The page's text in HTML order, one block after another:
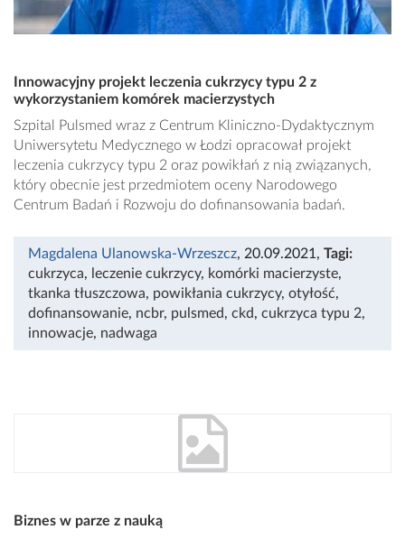
Innowacyjny projekt leczenia cukrzycy typu 2 z
wykorzystaniem komórek macierzystych
Szpital Pulsmed wraz z Centrum Kliniczno-Dydaktycznym
Uniwersytetu Medycznego w Łodzi opracował projekt
leczenia cukrzycy typu 2 oraz powikłań z nią związanych,
który obecnie jest przedmiotem oceny Narodowego
Centrum Badań i Rozwoju do dofinansowania badań.
Magdalena Ulanowska-Wrzeszcz, 20.09.2021 , Tagi:
cukrzyca, leczenie cukrzycy, komórki macierzyste,
tkanka tłuszczowa, powikłania cukrzycy, otyłość,
dofinansowanie, ncbr, pulsmed, ckd, cukrzyca typu 2,
innowacje, nadwaga
Biznes w parze z nauką